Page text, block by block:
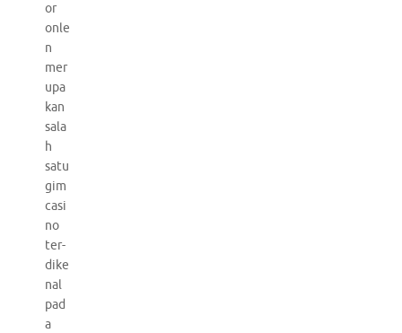
or
onle
n
mer
upa
kan
sala
h
satu
gim
casi
no
ter-
dike
nal
pad
a